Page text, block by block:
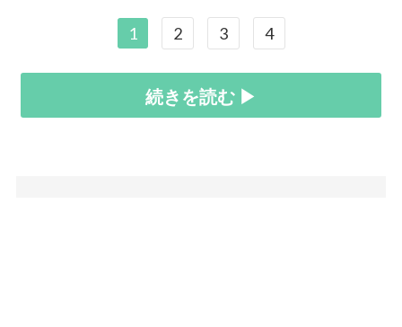
1 2 3 4
続きを読む ▶